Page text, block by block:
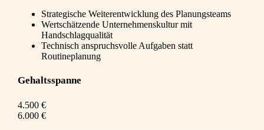
Strategische Weiterentwicklung des Planungsteams
Wertschätzende Unternehmenskultur mit
Handschlagqualität
Technisch anspruchsvolle Aufgaben statt
Routineplanung
Gehaltsspanne
4.500 €
6.000 €